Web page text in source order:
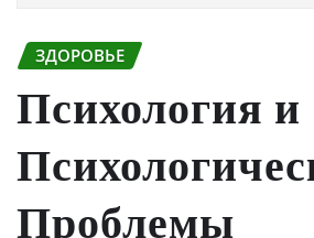
ЗДОРОВЬЕ
Психология и